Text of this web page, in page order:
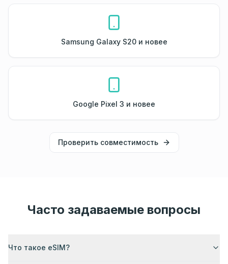
Samsung Galaxy S20 и новее
Google Pixel 3 и новее
Проверить совместимость
Часто задаваемые вопросы
Что такое eSIM?